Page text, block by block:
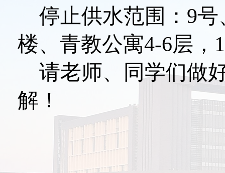
停止供水范围： 9号
楼、青教公寓4-6层，
请老师、同学们做
解！